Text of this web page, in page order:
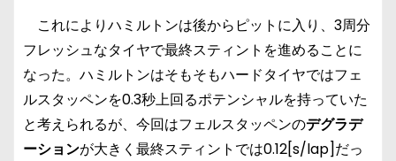
これによりハミルトンは後からピットに入り、3周分
フレッシュなタイヤで最終スティントを進めることに
なった。ハミルトンはそもそもハードタイヤではフェ
ルスタッペンを0.3秒上回るポテンシャルを持っていた
と考えられるが、今回はフェルスタッペンのデグラデ
ーションが大きく最終スティントでは0.12[s/lap]だっ